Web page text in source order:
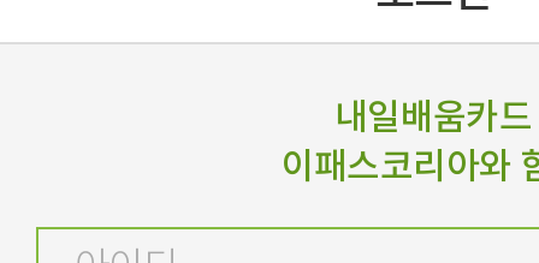
내일배움카드
이패스코리아와